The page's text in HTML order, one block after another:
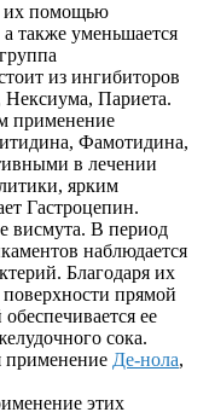
их помощью
а также уменьшается
из ингибиторов
Нексиума, Париета.
применение
Фамотидина,
в лечении
ярким
Гастроцепин.
висмута. В период
наблюдается
Благодаря их
прямой
ее
сока.
применение Де-нола,
этих